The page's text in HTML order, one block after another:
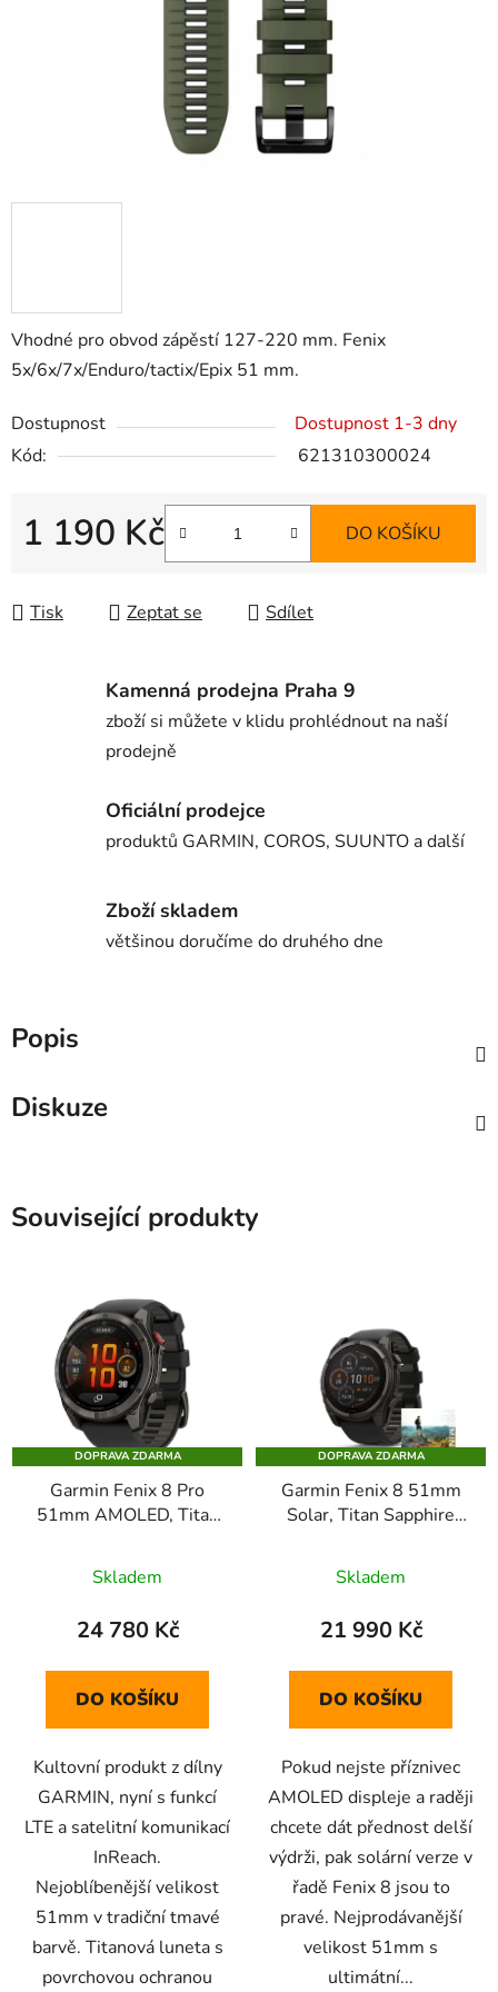
Vhodné pro obvod zápěstí 127-220 mm. Fenix
5x/6x/7x/Enduro/tactix/Epix 51 mm.
Dostupnost
Dostupnost 1-3 dny
Kód:
621310300024
1 190 Kč DO KOŠÍKU
Tisk Zeptat se Sdílet
Kamenná prodejna Praha 9
zboží si můžete v klidu prohlédnout na naší
prodejně
Oficiální prodejce
produktů GARMIN, COROS, SUUNTO a další
Zboží skladem
většinou doručíme do druhého dne
Popis
Diskuze
Související produkty
DOPRAVA ZDARMA
Garmin Fenix 8 Pro
51mm AMOLED, Titan
Grey
Skladem
24 780 Kč
DO KOŠÍKU
Kultovní produkt z dílny
GARMIN, nyní s funkcí
LTE a satelitní komunikací
InReach.
Nejoblíbenější velikost
51mm v tradiční tmavé
barvě. Titanová luneta s
povrchovou ochranou
DOPRAVA ZDARMA
Garmin Fenix 8 51mm
Solar, Titan Sapphire
Skladem
21 990 Kč
DO KOŠÍKU
Pokud nejste příznivec
AMOLED displeje a raději
chcete dát přednost delší
výdrži, pak solární verze v
řadě Fenix 8 jsou to
pravé. Nejprodávanější
velikost 51mm s
ultimátní...